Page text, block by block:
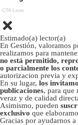
Estimado(a) lector(a)
En Gestión, valoramos
realizamos para
no está permitido,
o parcialmente los
autorizacion previa y
En su lugar, los
publicaciones, para que
veraz y de calidad
Asimismo, pueden
exclusivo que
Gracias por ayudarnos